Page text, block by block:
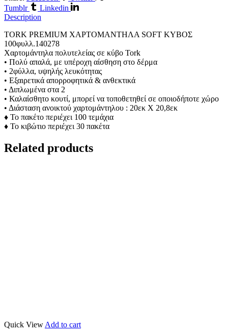
Tumblr
Linkedin
Description
TORK PREMIUM ΧΑΡΤΟΜΑΝΤΗΛΑ SOFT ΚΥΒΟΣ
100φυλλ.140278
Χαρτομάντηλα πολυτελείας σε κύβo Tork
• Πολύ απαλά, με υπέροχη αίσθηση στο δέρμα
• 2φύλλα, υψηλής λευκότητας
• Εξαιρετικά απορροφητικά & ανθεκτικά
• Διπλωμένα στα 2
• Καλαίσθητο κουτί, μπορεί να τοποθετηθεί σε οποιοδήποτε χώρο
• Διάσταση ανοικτού χαρτομάντηλου : 20εκ X 20,8εκ
♦ Το πακέτο περιέχει 100 τεμάχια
♦ Το κιβώτιο περιέχει 30 πακέτα
Related products
Quick View Add to cart